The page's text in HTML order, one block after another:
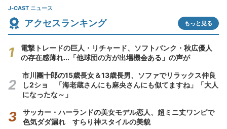
J-CAST ニュース
アクセスランキング もっと見る
電撃トレードの巨人・リチャード、ソフトバンク・秋広優人
の存在感薄れ...「他球団の方が出場機会ある」の声が
市川團十郎の15歳長女＆13歳長男、ソファでリラックス仲良
し2ショ 「海老蔵さんにも麻央さんにも似てますね」「大人
になったな～」
サッカー・ハーランドの美女モデル恋人、超ミニ丈ワンピで
色気ダダ漏れ すらり神スタイルの美貌